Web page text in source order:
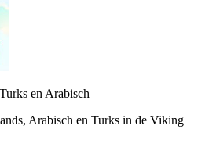
en Arabisch
Arabisch en Turks in de Viking